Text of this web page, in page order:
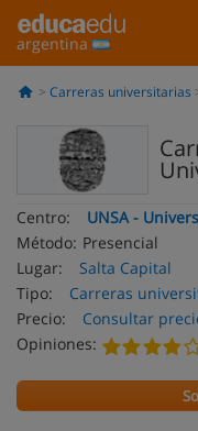
argentina
Carreras universitarias
Centro:
UNSA -
Método: Presencial
Lugar:
Salta Capital
Tipo:
Carreras
Precio:
Consultar
Opiniones: